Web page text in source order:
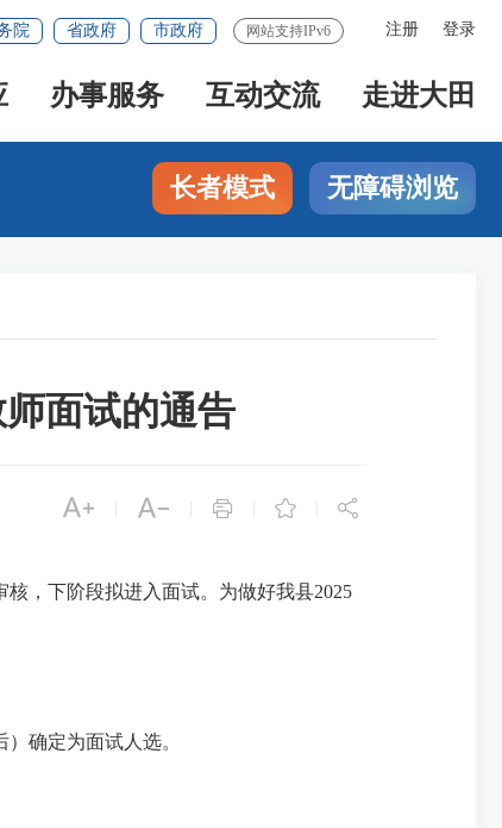
注册 登录
院 省政府 市政府 网站支持IPv6
办事服务 互动交流 走进大田
长者模式 无障碍浏览
面试的通告
    
，下阶段拟进入面试。为做好我县2025
确定为面试人选。